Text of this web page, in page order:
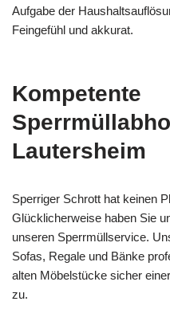
Aufgabe der
Feingefühl und akkurat.
Kompetente
Lautersheim
Sperriger Schrott hat keinen
Glücklicherweise haben Sie
unseren Sperrmüllservice.
Sofas, Regale und Bänke
alten Möbelstücke sicher
zu.